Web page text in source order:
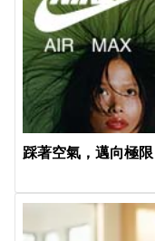
踩著空氣，邁向極